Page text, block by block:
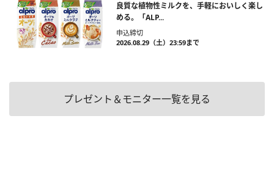
良質な植物性ミルクを、手軽においしく楽し
める。「ALP...
申込締切
2026.08.29（土）23:59まで
プレゼント＆モニター一覧を見る